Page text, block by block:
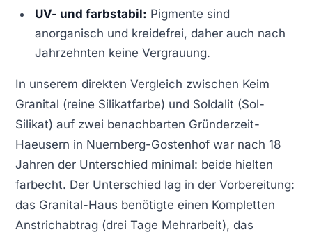
UV- und farbstabil: Pigmente sind
anorganisch und kreidefrei, daher auch nach
Jahrzehnten keine Vergrauung.
In unserem direkten Vergleich zwischen Keim
Granital (reine Silikatfarbe) und Soldalit (Sol-
Silikat) auf zwei benachbarten Gründerzeit-
Haeusern in Nuernberg-Gostenhof war nach 18
Jahren der Unterschied minimal: beide hielten
farbecht. Der Unterschied lag in der Vorbereitung:
das Granital-Haus benötigte einen Kompletten
Anstrichabtrag (drei Tage Mehrarbeit), das